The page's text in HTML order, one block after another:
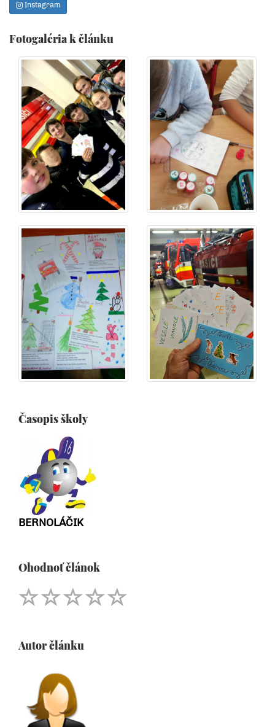
Instagram
Fotogaléria k článku
Časopis školy
BERNOLÁČIK
Ohodnoť článok
Autor článku